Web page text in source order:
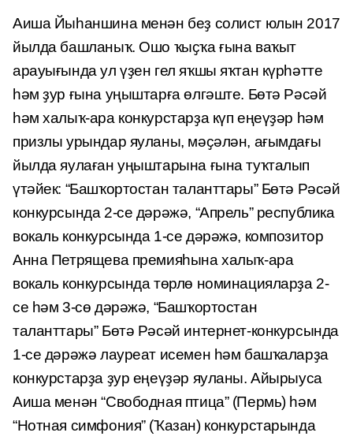
Аиша Йыһаншина менән беҙ солист юлын 2017
йылда башланыҡ. Ошо ҡыҫҡа ғына ваҡыт
арауығында ул үҙен гел яҡшы яҡтан күрһәтте
һәм ҙур ғына уңыштарға өлгәште. Бөтә Рәсәй
һәм халыҡ-ара конкурстарҙа күп еңеүҙәр һәм
призлы урындар яуланы, мәҫәлән, ағымдағы
йылда яулаған уңыштарына ғына туҡталып
үтәйек: “Башҡортостан таланттары” Бөтә Рәсәй
конкурсында 2-се дәрәжә, “Апрель” республика
вокаль конкурсында 1-се дәрәжә, композитор
Анна Петрящева премияһына халыҡ-ара
вокаль конкурсында төрлө номинацияларҙа 2-
се һәм 3-сө дәрәжә, “Башҡортостан
таланттары” Бөтә Рәсәй интернет-конкурсында
1-се дәрәжә лауреат исемен һәм башҡаларҙа
конкурстарҙа ҙур еңеүҙәр яуланы. Айырыуса
Аиша менән “Свободная птица” (Пермь) һәм
“Нотная симфония” (Ҡазан) конкурстарында